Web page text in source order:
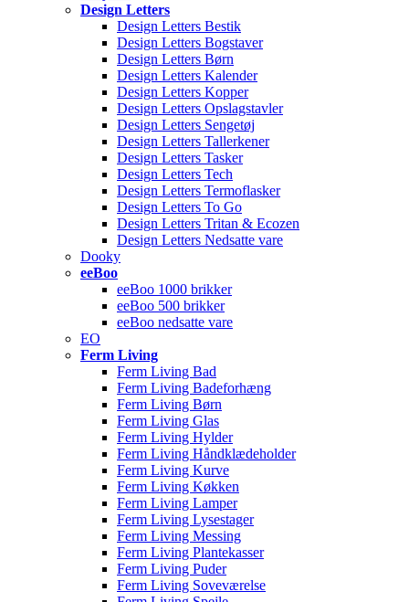
Design Letters
Design Letters Bestik
Design Letters Bogstaver
Design Letters Børn
Design Letters Kalender
Design Letters Kopper
Design Letters Opslagstavler
Design Letters Sengetøj
Design Letters Tallerkener
Design Letters Tasker
Design Letters Tech
Design Letters Termoflasker
Design Letters To Go
Design Letters Tritan & Ecozen
Design Letters Nedsatte vare
Dooky
eeBoo
eeBoo 1000 brikker
eeBoo 500 brikker
eeBoo nedsatte vare
EO
Ferm Living
Ferm Living Bad
Ferm Living Badeforhæng
Ferm Living Børn
Ferm Living Glas
Ferm Living Hylder
Ferm Living Håndklædeholder
Ferm Living Kurve
Ferm Living Køkken
Ferm Living Lamper
Ferm Living Lysestager
Ferm Living Messing
Ferm Living Plantekasser
Ferm Living Puder
Ferm Living Soveværelse